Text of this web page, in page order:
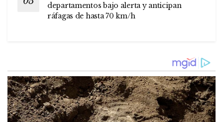
departamentos bajo alerta y anticipan
ráfagas de hasta 70 km/h